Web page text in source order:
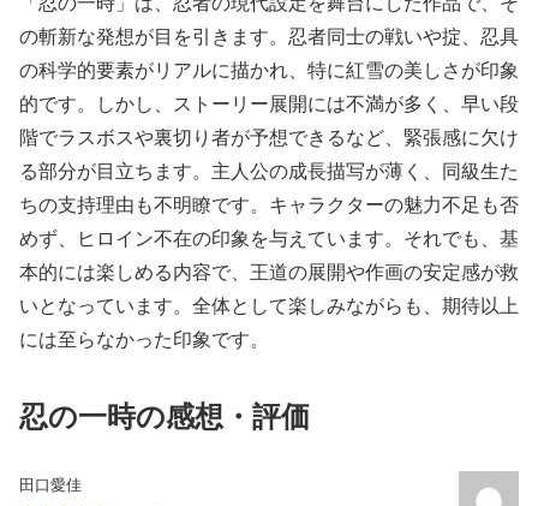
の斬新な発想が目を引きます。忍者同士の戦いや掟、忍具
の科学的要素がリアルに描かれ、特に紅雪の美しさが印象
的です。しかし、ストーリー展開には不満が多く、早い段
階でラスボスや裏切り者が予想できるなど、緊張感に欠け
る部分が目立ちます。主人公の成長描写が薄く、同級生た
ちの支持理由も不明瞭です。キャラクターの魅力不足も否
めず、ヒロイン不在の印象を与えています。それでも、基
本的には楽しめる内容で、王道の展開や作画の安定感が救
いとなっています。全体として楽しみながらも、期待以上
には至らなかった印象です。
忍の一時の感想・評価
田口愛佳